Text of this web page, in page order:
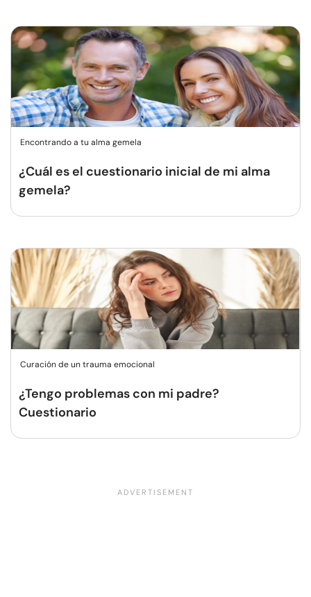
Encontrando a tu alma gemela
¿Cuál es el cuestionario inicial de mi alma
gemela?
Curación de un trauma emocional
¿Tengo problemas con mi padre?
Cuestionario